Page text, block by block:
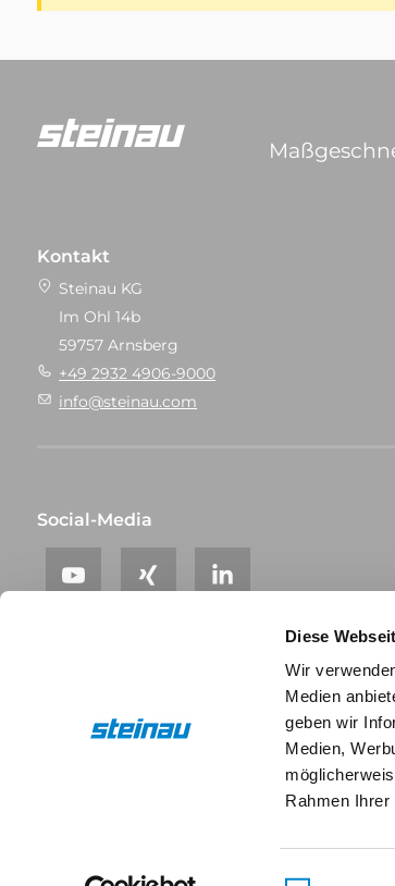
Diese
Wir
Medien
geben wir
Medien,
Rahmen
Kontakt
Steinau KG
Im Ohl 14b
59757 Arnsberg
+49 2932 4906-9000
info@steinau.com
Social-Media